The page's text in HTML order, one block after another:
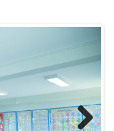
ะกาศ ประกวดราคาซื้อโครง
บสนุนค่าใช้จ่ายในการบริห
ษา ค่าหนังสือเรียน ด้วยวิธีป